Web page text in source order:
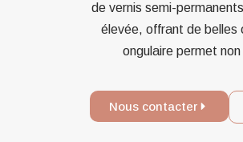
de vernis semi-
élevée, offrant de belles
ongulaire permet
Nous contacter